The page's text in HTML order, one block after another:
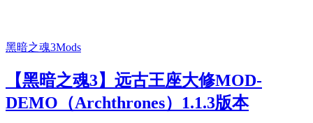
黑暗之魂3Mods
【黑暗之魂3】远古王座大修MOD-
DEMO（Archthrones）1.1.3版本